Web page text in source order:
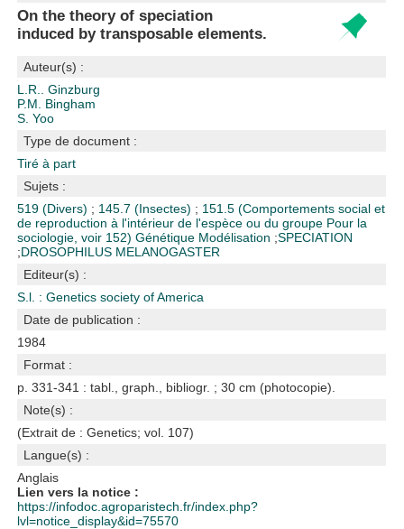
On the theory of speciation
induced by transposable elements.
Auteur(s) :
L.R.. Ginzburg
P.M. Bingham
S. Yoo
Type de document :
Tiré à part
Sujets :
519 (Divers) ; 145.7 (Insectes) ; 151.5 (Comportements social et
de reproduction à l'intérieur de l'espèce ou du groupe Pour la
sociologie, voir 152)Génétique Modélisation ;SPECIATION
;DROSOPHILUS MELANOGASTER
Editeur(s) :
S.l. : Genetics society of America
Date de publication :
1984
Format :
p. 331-341 : tabl., graph., bibliogr. ; 30 cm (photocopie).
Note(s) :
(Extrait de : Genetics; vol. 107)
Langue(s) :
Anglais
Lien vers la notice :
https://infodoc.agroparistech.fr/index.php?
lvl=notice_display&id=75570